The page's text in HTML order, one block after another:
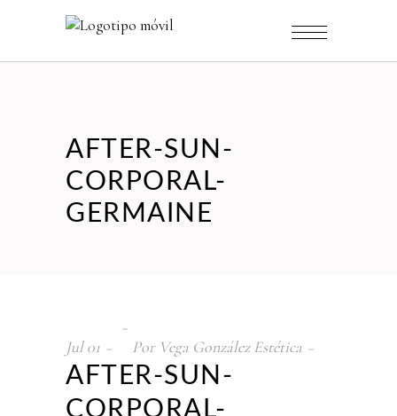
AFTER-SUN-
CORPORAL-
GERMAINE
Jul 01 Por Vega González Estética
AFTER-SUN-
CORPORAL-